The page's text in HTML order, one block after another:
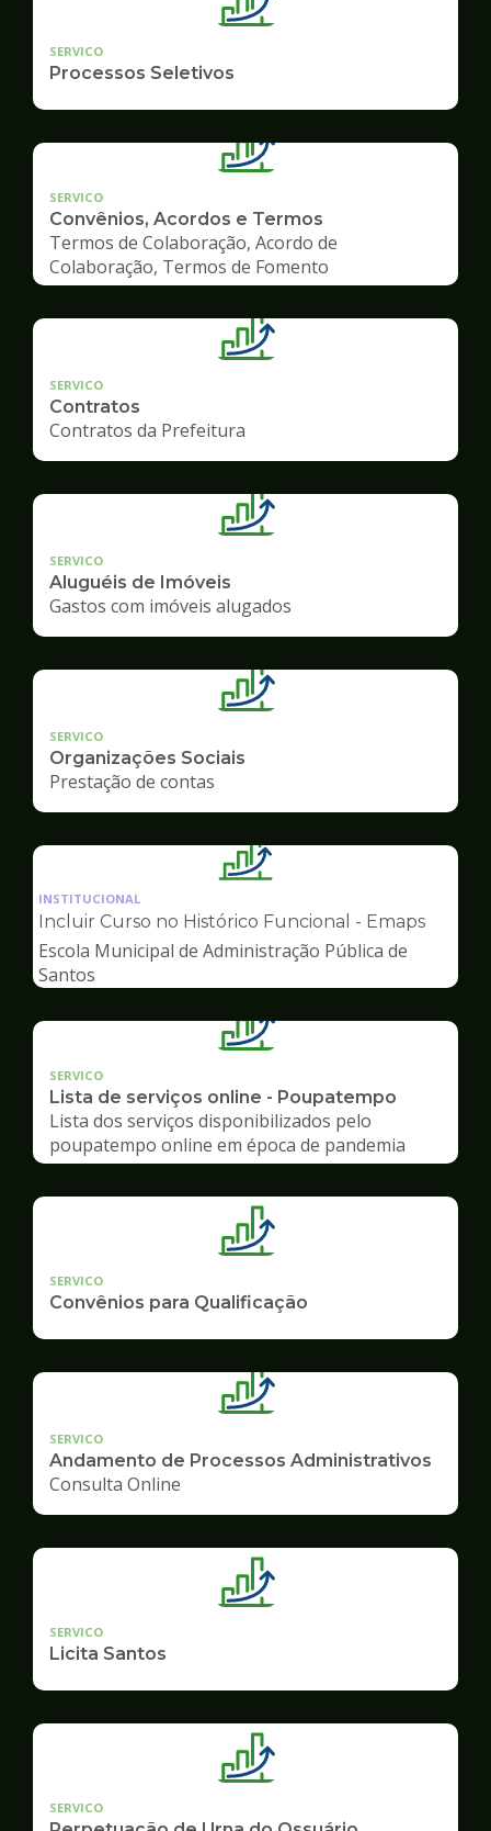
SERVICO
Processos Seletivos
SERVICO
Convênios, Acordos e Termos
Termos de Colaboração, Acordo de
Colaboração, Termos de Fomento
SERVICO
Contratos
Contratos da Prefeitura
SERVICO
Aluguéis de Imóveis
Gastos com imóveis alugados
SERVICO
Organizações Sociais
Prestação de contas
Ilustração
pagina
de
Gestão
INSTITUCIONAL
Incluir Curso no Histórico Funcional - Emaps
Escola Municipal de Administração Pública de
Santos
SERVICO
Lista de serviços online - Poupatempo
Lista dos serviços disponibilizados pelo
poupatempo online em época de pandemia
SERVICO
Convênios para Qualificação
SERVICO
Andamento de Processos Administrativos
Consulta Online
SERVICO
Licita Santos
SERVICO